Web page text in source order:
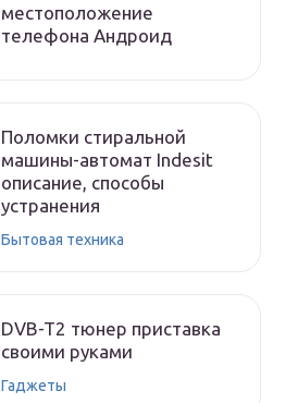
местоположение
телефона Андроид
Поломки стиральной
машины-автомат Indesit
описание, способы
устранения
Бытовая техника
DVB-T2 тюнер приставка
своими руками
Гаджеты